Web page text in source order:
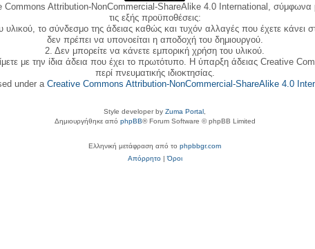
Attribution-NonCommercial-ShareAlike 4.0 International, σύμφωνα
τις εξής προϋποθέσεις:
υλικού, το σύνδεσμο της άδειας καθώς και τυχόν αλλαγές που έχετε
δεν πρέπει να υπονοείται η αποδοχή του δημιουργού.
2. Δεν μπορείτε να κάνετε εμπορική χρήση του υλικού.
με την ίδια άδεια που έχει το πρωτότυπο. Η ύπαρξη άδειας Creative
περί πνευματικής ιδιοκτησίας.
under a Creative Commons Attribution-NonCommercial-ShareAlike 4.0
Style developer by Zuma Portal
Δημιουργήθηκε από phpBB® Forum Software © phpBB Limited
Ελληνική μετάφραση από το phpbbgr.com
Απόρρητο|Όροι